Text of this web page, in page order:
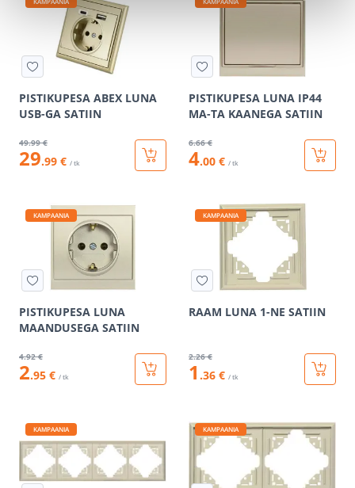
PISTIKUPESA ABEX LUNA
USB-GA SATIIN
49.99 €
29.99 € / tk
PISTIKUPESA LUNA IP44
MA-TA KAANEGA SATIIN
6.66 €
4.00 € / tk
KAMPAANIA
PISTIKUPESA LUNA
MAANDUSEGA SATIIN
4.92 €
2.95 € / tk
KAMPAANIA
RAAM LUNA 1-NE SATIIN
2.26 €
1 .36 € / tk
KAMPAANIA KAMPAANIA